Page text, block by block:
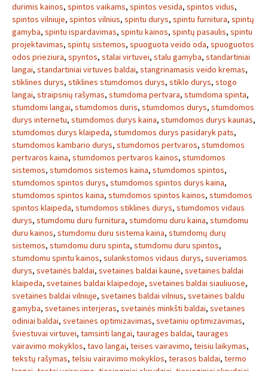
durimis kainos, spintos vaikams, spintos vesida, spintos vidus,
spintos vilniuje, spintos vilnius, spintu durys, spintu furnitura, spintų
gamyba, spintu ispardavimas, spintu kainos, spintų pasaulis, spintu
projektavimas, spintų sistemos, spuoguota veido oda, spuoguotos
odos prieziura, spyntos, stalai virtuvei, stalu gamyba, standartiniai
langai, standartiniai virtuves baldai, stangrinamasis veido kremas,
stiklines durys, stiklines stumdomos durys, stiklo durys, stogo
langai, straipsnių rašymas, stumdoma pertvara, stumdoma spinta,
stumdomi langai, stumdomos duris, stumdomos durys, stumdomos
durys internetu, stumdomos durys kaina, stumdomos durys kaunas,
stumdomos durys klaipeda, stumdomos durys pasidaryk pats,
stumdomos kambario durys, stumdomos pertvaros, stumdomos
pertvaros kaina, stumdomos pertvaros kainos, stumdomos
sistemos, stumdomos sistemos kaina, stumdomos spintos,
stumdomos spintos durys, stumdomos spintos durys kaina,
stumdomos spintos kaina, stumdomos spintos kainos, stumdomos
spintos klaipeda, stumdomos stiklines durys, stumdomos vidaus
durys, stumdomu duru furnitura, stumdomu duru kaina, stumdomu
duru kainos, stumdomu duru sistema kaina, stumdomų durų
sistemos, stumdomu duru spinta, stumdomu duru spintos,
stumdomu spintu kainos, sulankstomos vidaus durys, suveriamos
durys, svetainės baldai, svetaines baldai kaune, svetaines baldai
klaipeda, svetaines baldai klaipedoje, svetaines baldai siauliuose,
svetaines baldai vilniuje, svetaines baldai vilnius, svetaines baldu
gamyba, svetaines interjeras, svetainės minkšti baldai, svetaines
odiniai baldai, svetaines optimizavimas, svetainiu optimizavimas,
šviestuvai virtuvei, tamsinti langai, taurages baldai, taurages
vairavimo mokyklos, tavo langai, teises vairavimo, teisiu laikymas,
tekstų rašymas, telsiu vairavimo mokyklos, terasos baldai, termo